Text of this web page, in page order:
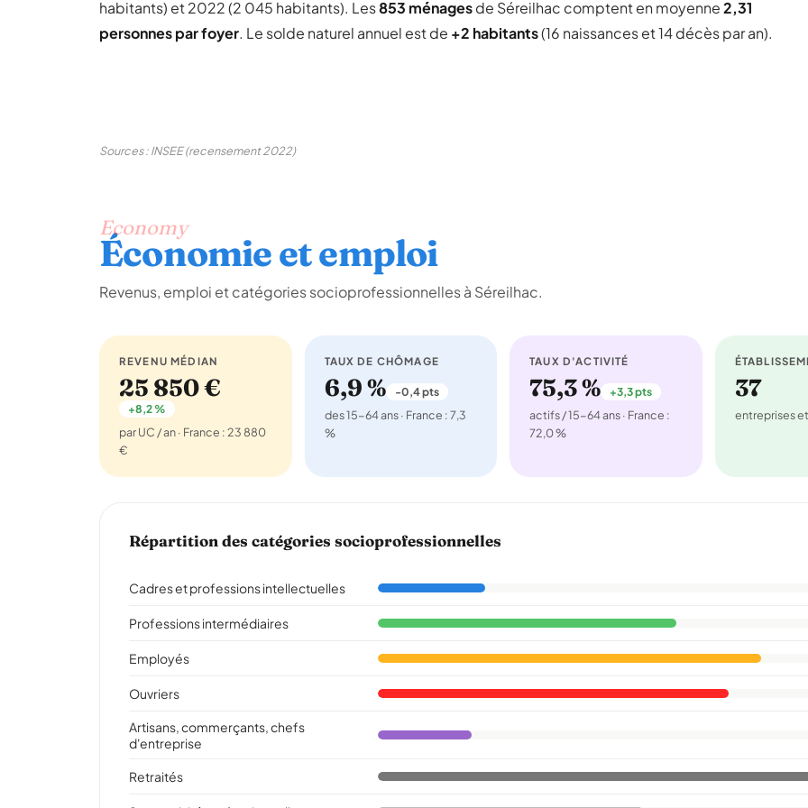
habitants) et 2022 (2 045 habitants). Les853 ménagesde Séreilhac comptent en moyenne2,31
personnes par foyer. Le solde naturel annuel est de +2 habitants(16 naissances et 14 décès par an).
Sources : INSEE (recensement 2022)
Economy
Économie et emploi
Revenus, emploi et catégories socioprofessionnelles à Séreilhac.
REVENU MÉDIAN
25 850 €
+8,2 %
par UC / an · France : 23 880
€
TAUX DE CHÔMAGE
6,9 % -0,4 pts
des 15-64 ans · France : 7,3
%
TAUX D'ACTIVITÉ
75,3 % +3,3 pts
actifs / 15-64 ans · France :
72,0 %
37
entreprises
Répartition des catégories socioprofessionnelles
Cadres et professions intellectuelles
Professions intermédiaires
Employés
Ouvriers
Artisans, commerçants, chefs
d'entreprise
Retraités